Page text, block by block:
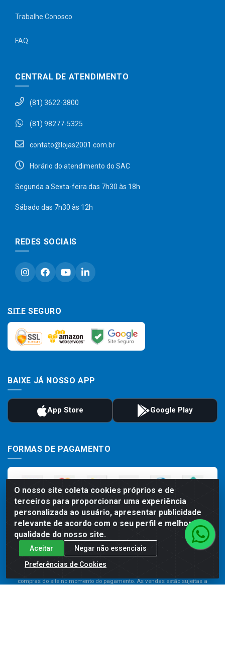
O nosso site coleta cookies próprios e de
terceiros para proporcionar uma experiência
personalizada ao usuário, apresentar publicidade
relevante de acordo com o seu perfil e melhorar a
qualidade do nosso site.
Aceitar
Negar não essenciais
Preferências de Cookies
Trabalhe Conosco
FAQ
CENTRAL DE ATENDIMENTO
(81) 3622-3800
(81) 98277-5325
contato@lojas2001.com.br
Horário do atendimento do SAC
Segunda a Sexta-feira das 7h30 às 18h
Sábado das 7h30 às 12h
REDES SOCIAIS
SITE SEGURO
BAIXE JÁ NOSSO APP
FORMAS DE PAGAMENTO
Preços, promoções, condições de pagamento e frete são válidos para
compras realizadas exclusivamente pelo site. Caso haja divergência de
compras do site no momento do pagamento. As vendas estão sujeitas a